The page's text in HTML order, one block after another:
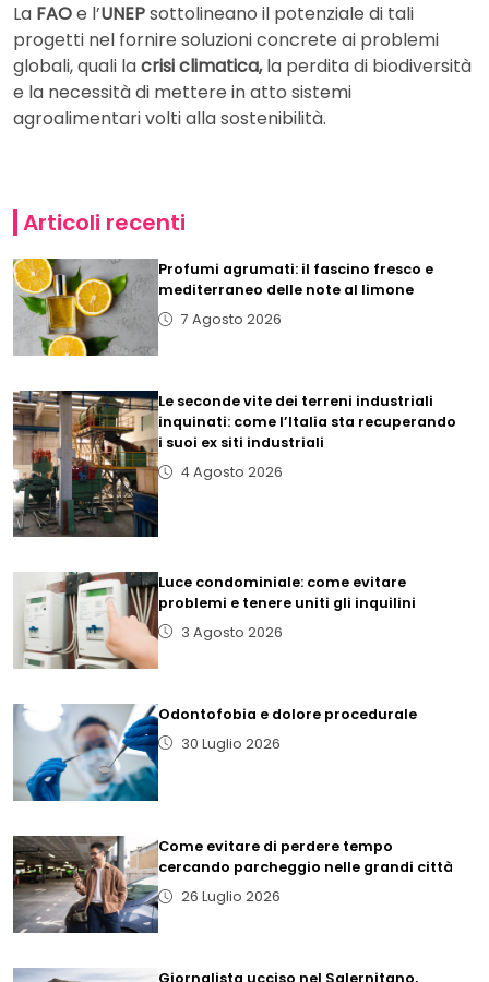
La FAOe l’UNEPsottolineano il potenziale di tali
progetti nel fornire soluzioni concrete ai problemi
globali, quali lacrisi climatica,la perdita di biodiversità
e la necessità di mettere in atto sistemi
agroalimentari volti alla sostenibilità.
Articoli recenti
Profumi agrumati: il fascino fresco e
mediterraneo delle note al limone
7 Agosto 2026
Le seconde vite dei terreni industriali
inquinati: come l’Italia sta recuperando
i suoi ex siti industriali
4 Agosto 2026
Luce condominiale: come evitare
problemi e tenere uniti gli inquilini
3 Agosto 2026
Odontofobia e dolore procedurale
30 Luglio 2026
Come evitare di perdere tempo
cercando parcheggio nelle grandi città
26 Luglio 2026